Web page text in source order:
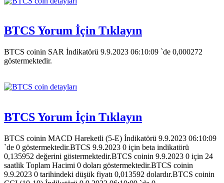
BTCS Yorum İçin Tıklayın
BTCS coinin SAR İndikatörü 9.9.2023 06:10:09 `de 0,000272
göstermektedir.
BTCS Yorum İçin Tıklayın
BTCS coinin MACD Hareketli (5-E) İndikatörü 9.9.2023 06:10:09
`de 0 göstermektedir.BTCS 9.9.2023 0 için beta indikatörü
0,135952 değerini göstermektedir.BTCS coinin 9.9.2023 0 için 24
saatlik Toplam Hacimi 0 doları göstermektedir.BTCS coinin
9.9.2023 0 tarihindeki düşük fiyatı 0,013592 dolardır.BTCS coinin